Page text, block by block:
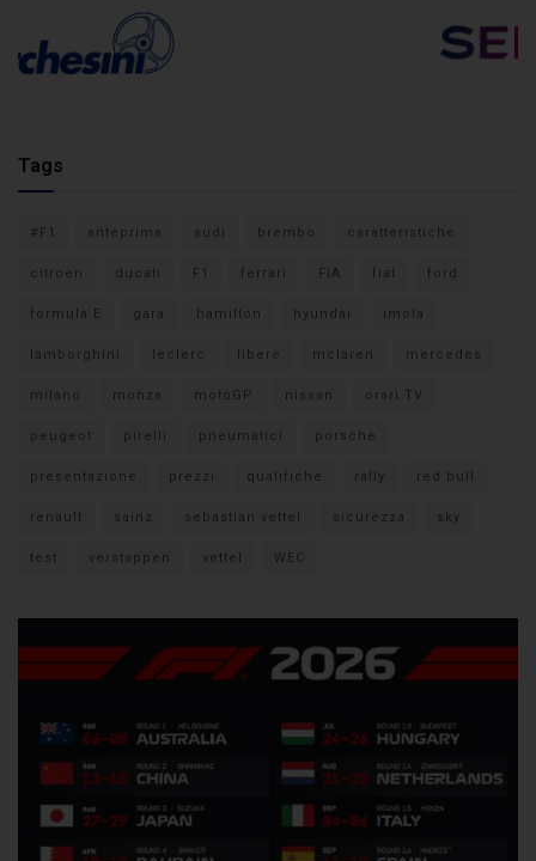
Tags
#F1 anteprima audi brembo caratteristiche
citroen ducati F1 ferrari FIA fiat ford
formula E gara hamilton hyundai imola
lamborghini leclerc libere mclaren mercedes
milano monza motoGP nissan orari TV
peugeot pirelli pneumatici porsche
presentazione prezzi qualifiche rally red bull
renault sainz sebastian vettel sicurezza sky
test verstappen vettel WEC